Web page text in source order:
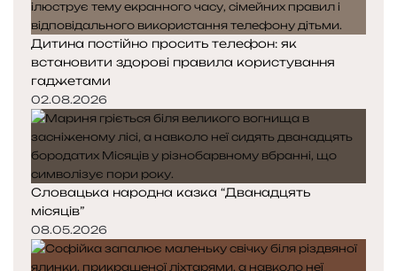
Дитина постійно просить телефон: як
встановити здорові правила користування
гаджетами
02.08.2026
Словацька народна казка “Дванадцять
місяців”
08.05.2026